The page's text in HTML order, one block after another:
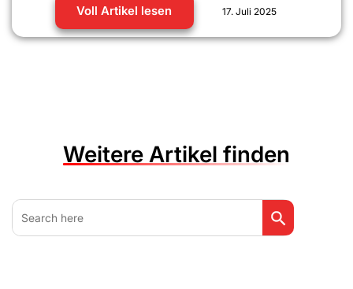
Voll Artikel lesen 17. Juli 2025
Weitere Artikel finden
Search
for:
Search Button